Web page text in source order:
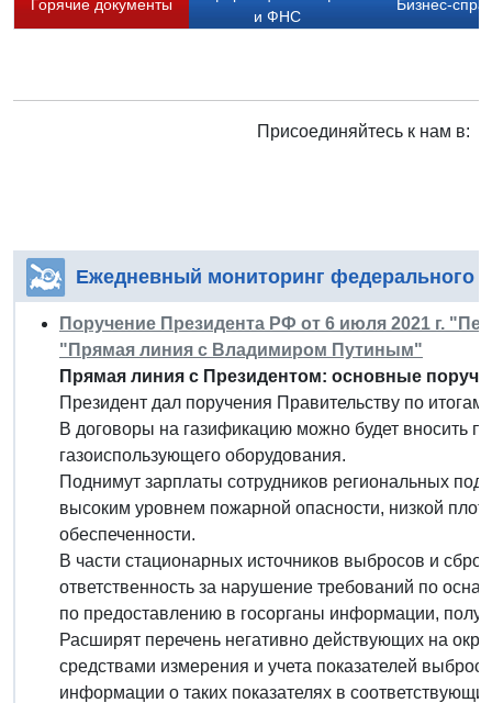
Горячие документы
и ФНС
Бизнес-
Присоединяйтесь к нам в:
Ежедневный мониторинг федерального
Поручение Президента РФ от 6 июля 2021 г.
"Прямая линия с Владимиром Путиным"
Прямая линия с Президентом: основные
Президент дал поручения Правительству по
В договоры на газификацию можно будет вносить
газоиспользующего оборудования.
Поднимут зарплаты сотрудников региональных
высоким уровнем пожарной опасности, низкой
обеспеченности.
В части стационарных источников выбросов и
ответственность за нарушение требований по
по предоставлению в госорганы информации,
Расширят перечень негативно действующих на
средствами измерения и учета показателей
информации о таких показателях в